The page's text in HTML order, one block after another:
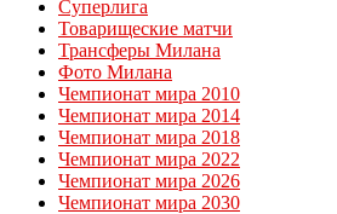
Суперлига
Товарищеские матчи
Трансферы Милана
Фото Милана
Чемпионат мира 2010
Чемпионат мира 2014
Чемпионат мира 2018
Чемпионат мира 2022
Чемпионат мира 2026
Чемпионат мира 2030